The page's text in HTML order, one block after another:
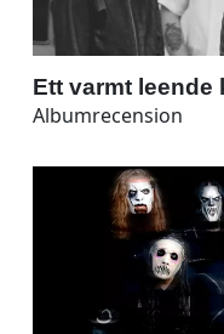
Ett varmt leende
Albumrecension